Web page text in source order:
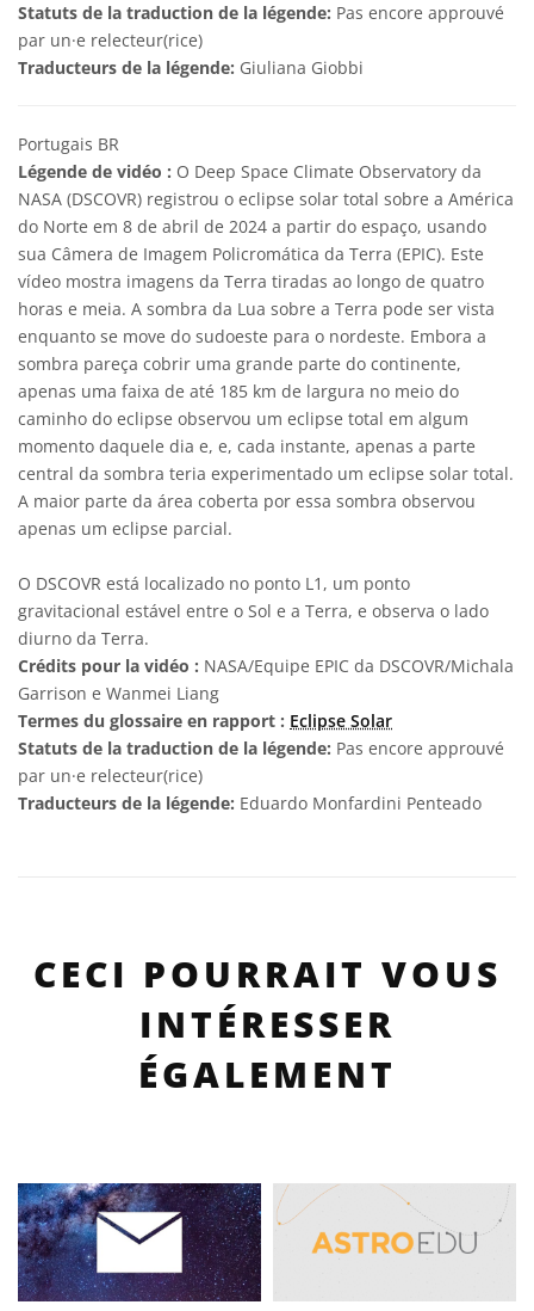
Statuts de la traduction de la légende: Pas encore approuvé
par un·e relecteur(rice)
Traducteurs de la légende: Giuliana Giobbi
Portugais BR
Légende de vidéo : O Deep Space Climate Observatory da
NASA (DSCOVR) registrou o eclipse solar total sobre a América
do Norte em 8 de abril de 2024 a partir do espaço, usando
sua Câmera de Imagem Policromática da Terra (EPIC). Este
vídeo mostra imagens da Terra tiradas ao longo de quatro
horas e meia. A sombra da Lua sobre a Terra pode ser vista
enquanto se move do sudoeste para o nordeste. Embora a
sombra pareça cobrir uma grande parte do continente,
apenas uma faixa de até 185 km de largura no meio do
caminho do eclipse observou um eclipse total em algum
momento daquele dia e, e, cada instante, apenas a parte
central da sombra teria experimentado um eclipse solar total.
A maior parte da área coberta por essa sombra observou
apenas um eclipse parcial.
O DSCOVR está localizado no ponto L1, um ponto
gravitacional estável entre o Sol e a Terra, e observa o lado
diurno da Terra.
Crédits pour la vidéo : NASA/Equipe EPIC da DSCOVR/Michala
Garrison e Wanmei Liang
Termes du glossaire en rapport : Eclipse Solar
Statuts de la traduction de la légende: Pas encore approuvé
par un·e relecteur(rice)
Traducteurs de la légende: Eduardo Monfardini Penteado
CECI POURRAIT VOUS
INTÉRESSER
ÉGALEMENT